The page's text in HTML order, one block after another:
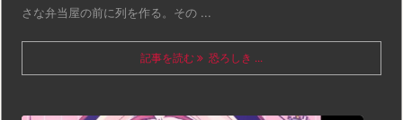
さな弁当屋の前に列を作る。その ...
記事を読む 恐ろしき ...